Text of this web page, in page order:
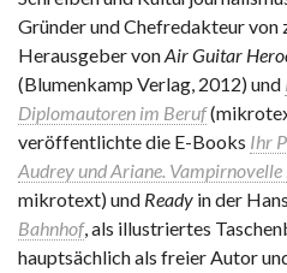
Gründer und Chefredakteur
Herausgeber vonAir Guitar
(Blumenkamp Verlag, 2012) und
Diplomautoren im Beruf
veröffentlichte die E-Books Ihr
Audrey und Ariane.
mikrotext) und Ready in der
Bahnhof, als illustriertes
hauptsächlich als freier Autor